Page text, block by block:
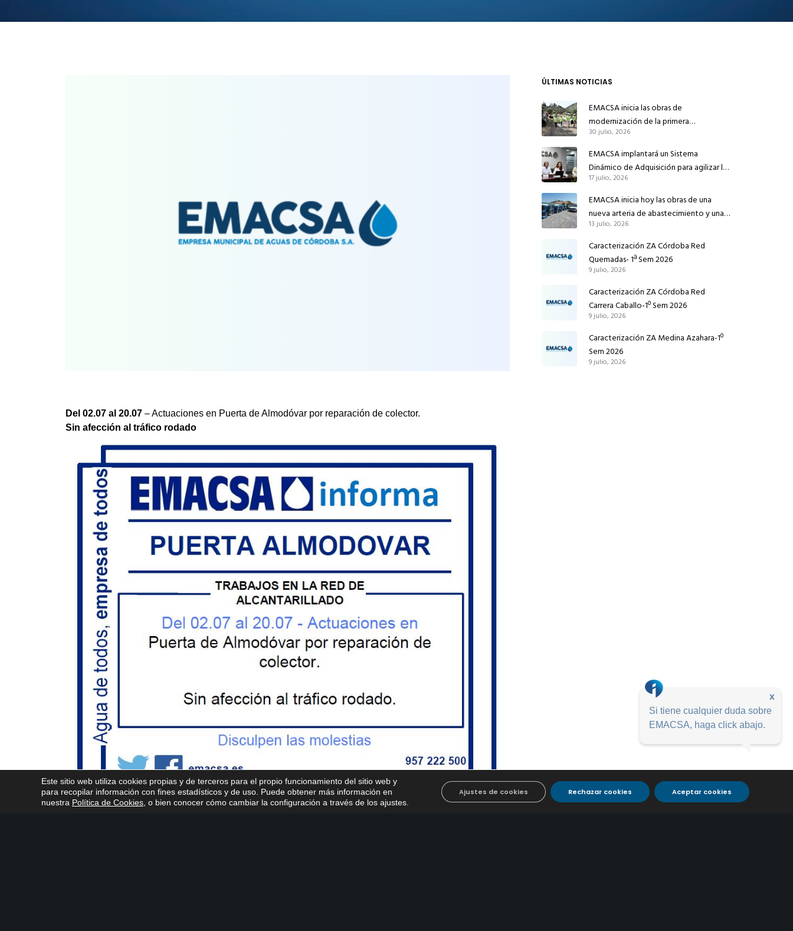
Del 02.07 al 20.07 – Actuaciones en Puerta de Almodóvar por reparación de colector.
Sin afección al tráfico rodado
ÚLTIMAS NOTICIAS
EMACSA inicia las obras de
modernización de la primera
conducción de abastecimiento para
reforzar el suministro de agua de
Córdoba
30 julio, 2026
EMACSA implantará un Sistema
Dinámico de Adquisición para agilizar la
contratación de obras en sus redes e
instalaciones
17 julio, 2026
EMACSA inicia hoy las obras de una
nueva arteria de abastecimiento y una
red de agua no potable en Ingeniero
Ruiz de Azúa
13 julio, 2026
Caracterización ZA Córdoba Red
Quemadas- 1ª Sem 2026
9 julio, 2026
Caracterización ZA Córdoba Red
Carrera Caballo-1º Sem 2026
9 julio, 2026
Caracterización ZA Medina Azahara-1º
Sem 2026
9 julio, 2026
Este sitio web utiliza cookies propias y de terceros para el propio funcionamiento del sitio web y
para recopilar información con fines estadísticos y de uso. Puede obtener más información en
nuestra Política de Cookies , o bien conocer cómo cambiar la configuración a través de los ajustes
Aceptar cookies
Rechazar cookies
Ajustes de cookies
x
Si tiene cualquier duda sobre
EMACSA, haga click abajo.